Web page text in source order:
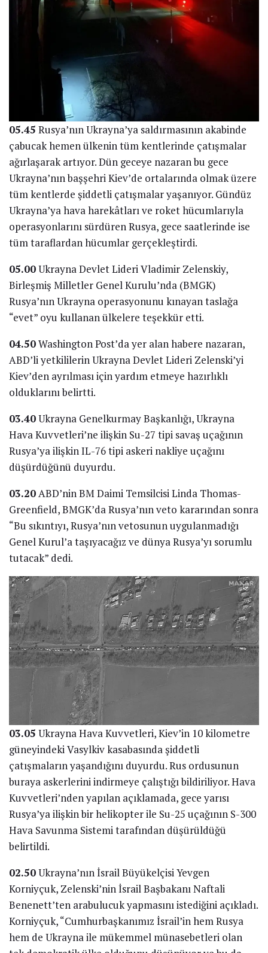
05.45 Rusya’nın Ukrayna’ya saldırmasının akabinde
çabucak hemen ülkenin tüm kentlerinde çatışmalar
ağırlaşarak artıyor. Dün geceye nazaran bu gece
Ukrayna’nın başşehri Kiev’de ortalarında olmak üzere
tüm kentlerde şiddetli çatışmalar yaşanıyor. Gündüz
Ukrayna’ya hava harekâtları ve roket hücumlarıyla
operasyonlarını sürdüren Rusya, gece saatlerinde ise
tüm taraflardan hücumlar gerçekleştirdi.
05.00Ukrayna Devlet Lideri Vladimir Zelenskiy,
Birleşmiş Milletler Genel Kurulu’nda (BMGK)
Rusya’nın Ukrayna operasyonunu kınayan taslağa
“evet” oyu kullanan ülkelere teşekkür etti.
04.50Washington Post’da yer alan habere nazaran,
ABD’li yetkililerin Ukrayna Devlet Lideri Zelenski’yi
Kiev’den ayrılması için yardım etmeye hazırlıklı
olduklarını belirtti.
03.40Ukrayna Genelkurmay Başkanlığı, Ukrayna
Hava Kuvvetleri’ne ilişkin Su-27 tipi savaş uçağının
Rusya’ya ilişkin IL-76 tipi askeri nakliye uçağını
düşürdüğünü duyurdu.
03.20ABD’nin BM Daimi Temsilcisi Linda Thomas-
Greenfield, BMGK’da Rusya’nın veto kararından sonra
“Bu sıkıntıyı, Rusya’nın vetosunun uygulanmadığı
Genel Kurul’a taşıyacağız ve dünya Rusya’yı sorumlu
tutacak” dedi.
03.05 Ukrayna Hava Kuvvetleri, Kiev’in 10 kilometre
güneyindeki Vasylkiv kasabasında şiddetli
çatışmaların yaşandığını duyurdu. Rus ordusunun
buraya askerlerini indirmeye çalıştığı bildiriliyor. Hava
Kuvvetleri’nden yapılan açıklamada, gece yarısı
Rusya’ya ilişkin bir helikopter ile Su-25 uçağının S-300
Hava Savunma Sistemi tarafından düşürüldüğü
belirtildi.
02.50Ukrayna’nın İsrail Büyükelçisi Yevgen
Korniyçuk, Zelenski’nin İsrail Başbakanı Naftali
Benenett’ten arabulucuk yapmasını istediğini açıkladı.
Korniyçuk, “Cumhurbaşkanımız İsrail’in hem Rusya
hem de Ukrayna ile mükemmel münasebetleri olan